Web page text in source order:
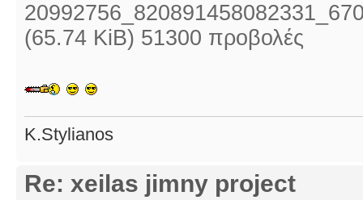
(65.74 KiB) 51300 προβολές
K.Stylianos
Re: xeilas jimny project